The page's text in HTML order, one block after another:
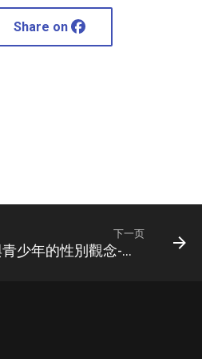
Share on
下一页
探討台灣兒童與青少年的性別觀念-陳瓊花-2004